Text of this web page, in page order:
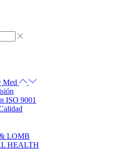
Med
ISO 9001
LOMB
HEALTH